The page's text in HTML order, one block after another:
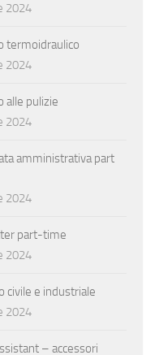
2024
termoidraulico
2024
alle pulizie
2024
amministrativa part
2024
part-time
2024
civile e industriale
2024
– accessori